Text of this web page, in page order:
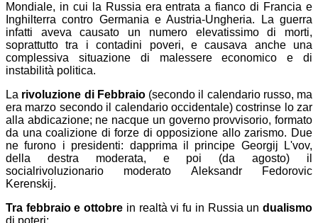
Mondiale, in cui la Russia era entrata a fianco di Francia e
Inghilterra contro Germania e Austria-Ungheria. La guerra
infatti aveva causato un numero elevatissimo di morti,
soprattutto tra i contadini poveri, e causava anche una
complessiva situazione di malessere economico e di
instabilità politica.
La rivoluzione di Febbraio(secondo il calendario russo, ma
era marzo secondo il calendario occidentale) costrinse lo zar
alla abdicazione; ne nacque un governo provvisorio, formato
da una coalizione di forze di opposizione allo zarismo. Due
ne furono i presidenti: dapprima il principe Georgij L'vov,
della destra moderata, e poi (da agosto) il
socialrivoluzionario moderato Aleksandr Fedorovic
Kerenskij.
Tra febbraio e ottobre in realtà vi fu in Russia undualismo